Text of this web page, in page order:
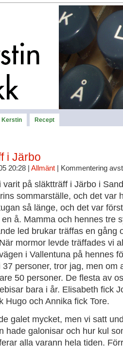
Kerstin Recept
i Järbo
20:28 | Allmänt| Kommentering
varit på släktträff i Järbo i
sommarställe, och det var
så länge, och det var
en å. Mamma och hennes tre
led brukar träffas en gång
mormor levde träffades vi
i Vallentuna på hennes
37 personer, tror jag, men om
50 personer. De flesta av
bara i år. Elisabeth fick
Hugo och Annika fick Tore.
galet mycket, men vi satt
hade galonisar och hur kul
alla varann hela tiden.